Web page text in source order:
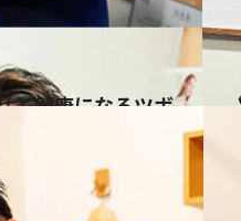
て健康になるツボ